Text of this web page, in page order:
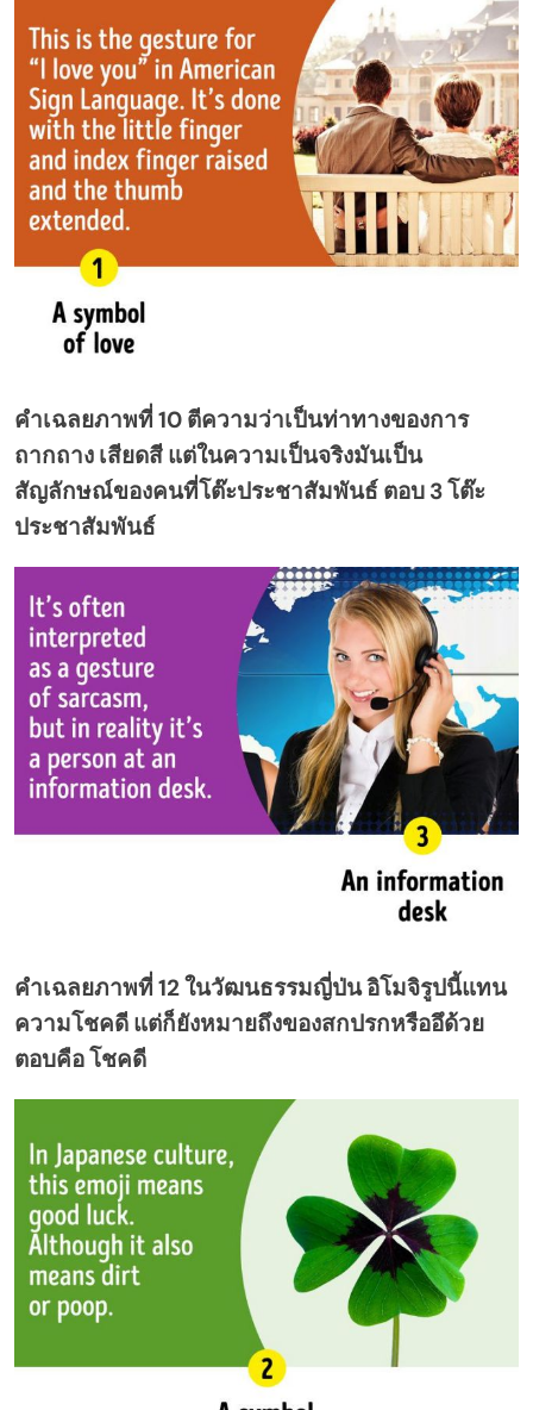
คำเฉลยภาพที่ 10 ตีความว่าเป็นท่าทางของการ
ถากถาง เสียดสี แต่ในความเป็นจริงมันเป็น
สัญลักษณ์ของคนที่โต๊ะประชาสัมพันธ์ ตอบ 3 โต๊ะ
ประชาสัมพันธ์
คำเฉลยภาพที่ 12 ในวัฒนธรรมญี่ป่น อิโมจิรูปนี้แทน
ความโชคดี แต่ก็ยังหมายถึงของสกปรกหรืออึด้วย
ตอบคือ โชคดี